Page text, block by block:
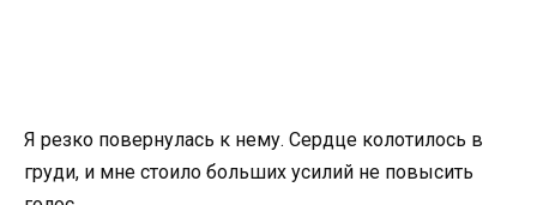
Я резко повернулась к нему. Сердце колотилось в
груди, и мне стоило больших усилий не повысить